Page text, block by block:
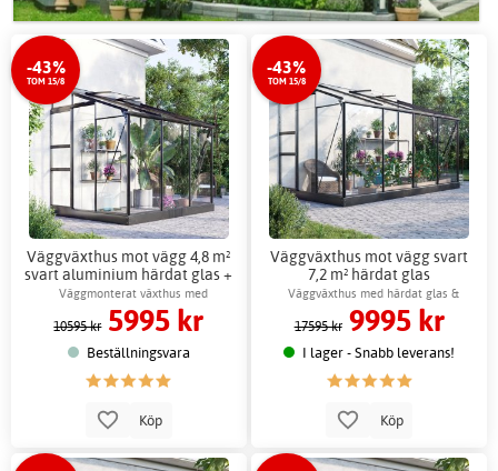
-43%
TOM 15/8
Väggväxthus mot vägg 4,8 m²
svart aluminium härdat glas +
Växthusbord
Väggmonterat växthus med
ventilationsfönster
10595 kr 5995 kr
Beställningsvara
Köp
-43%
TOM 15/8
Väggväxthus mot vägg svart
7,2 m² härdat glas
ventilationsfönster +
Växthusbord
Väggväxthus med härdat glas &
ventilationsfönster
17595 kr 9995 kr
I lager - Snabb leverans!
Köp